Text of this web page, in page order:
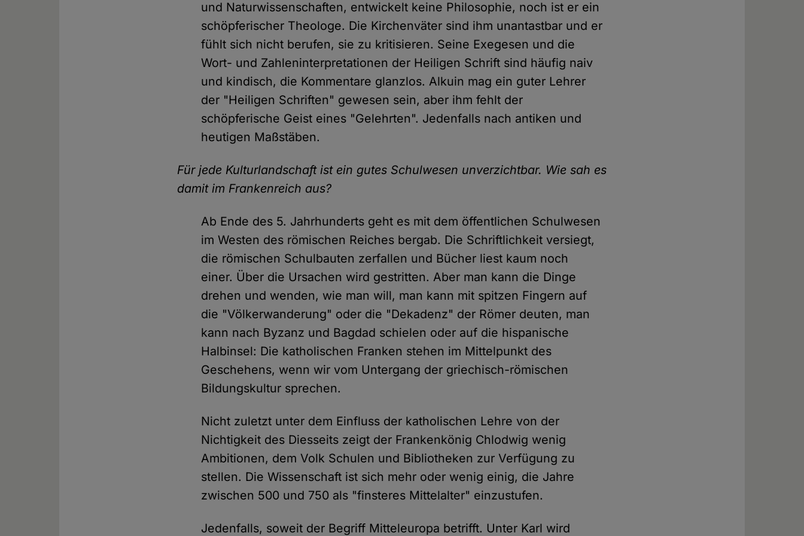
und Naturwissenschaften, entwickelt keine Philosophie, noch ist er ein
schöpferischer Theologe. Die Kirchenväter sind ihm unantastbar und er
fühlt sich nicht berufen, sie zu kritisieren. Seine Exegesen und die
Wort- und Zahleninterpretationen der Heiligen Schrift sind häufig naiv
und kindisch, die Kommentare glanzlos. Alkuin mag ein guter Lehrer
der "Heiligen Schriften" gewesen sein, aber ihm fehlt der
schöpferische Geist eines "Gelehrten". Jedenfalls nach antiken und
heutigen Maßstäben.
Für jede Kulturlandschaft ist ein gutes Schulwesen unverzichtbar. Wie sah es
damit im Frankenreich aus?
Ab Ende des 5. Jahrhunderts geht es mit dem öffentlichen Schulwesen
im Westen des römischen Reiches bergab. Die Schriftlichkeit versiegt,
die römischen Schulbauten zerfallen und Bücher liest kaum noch
einer. Über die Ursachen wird gestritten. Aber man kann die Dinge
drehen und wenden, wie man will, man kann mit spitzen Fingern auf
die "Völkerwanderung" oder die "Dekadenz" der Römer deuten, man
kann nach Byzanz und Bagdad schielen oder auf die hispanische
Halbinsel: Die katholischen Franken stehen im Mittelpunkt des
Geschehens, wenn wir vom Untergang der griechisch-römischen
Bildungskultur sprechen.
Nicht zuletzt unter dem Einfluss der katholischen Lehre von der
Nichtigkeit des Diesseits zeigt der Frankenkönig Chlodwig wenig
Ambitionen, dem Volk Schulen und Bibliotheken zur Verfügung zu
stellen. Die Wissenschaft ist sich mehr oder wenig einig, die Jahre
zwischen 500 und 750 als "finsteres Mittelalter" einzustufen.
Jedenfalls, soweit der Begriff Mitteleuropa betrifft. Unter Karl wird